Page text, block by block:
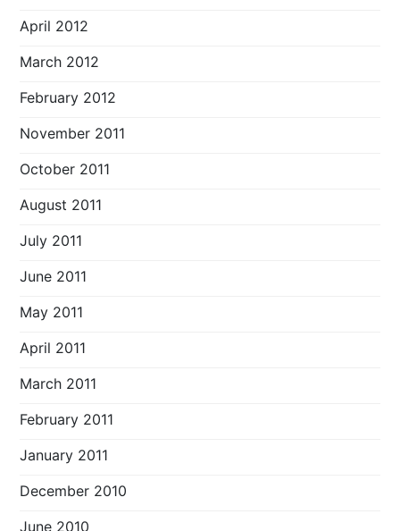
April 2012
March 2012
February 2012
November 2011
October 2011
August 2011
July 2011
June 2011
May 2011
April 2011
March 2011
February 2011
January 2011
December 2010
June 2010